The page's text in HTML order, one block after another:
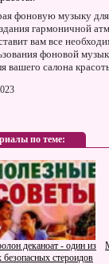
фоновую музыку для
гармоничной
вам все
фоновой
вашего салона
по теме:
деканоат - один из
стероидов